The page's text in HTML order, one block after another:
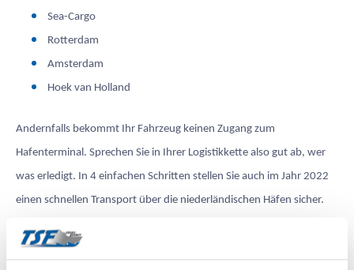
Sea-Cargo
Rotterdam
Amsterdam
Hoek van Holland
Andernfalls bekommt Ihr Fahrzeug keinen Zugang zum
Hafenterminal. Sprechen Sie in Ihrer Logistikkette also gut ab, wer
was erledigt. In 4 einfachen Schritten stellen Sie auch im Jahr 2022
einen schnellen Transport über die niederländischen Häfen sicher.
In 4 Schritten bereit: